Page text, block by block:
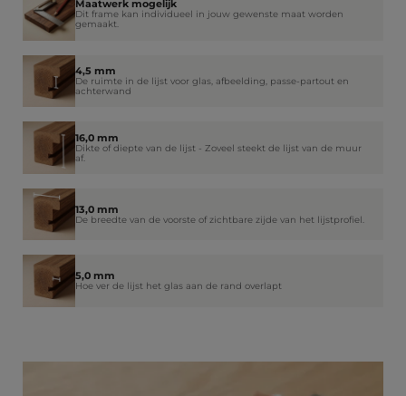
Maatwerk mogelijk
Dit frame kan individueel in jouw gewenste maat worden
gemaakt.
4,5 mm
De ruimte in de lijst voor glas, afbeelding, passe-partout en
achterwand
16,0 mm
Dikte of diepte van de lijst - Zoveel steekt de lijst van de muur
af.
13,0 mm
De breedte van de voorste of zichtbare zijde van het lijstprofiel.
5,0 mm
Hoe ver de lijst het glas aan de rand overlapt